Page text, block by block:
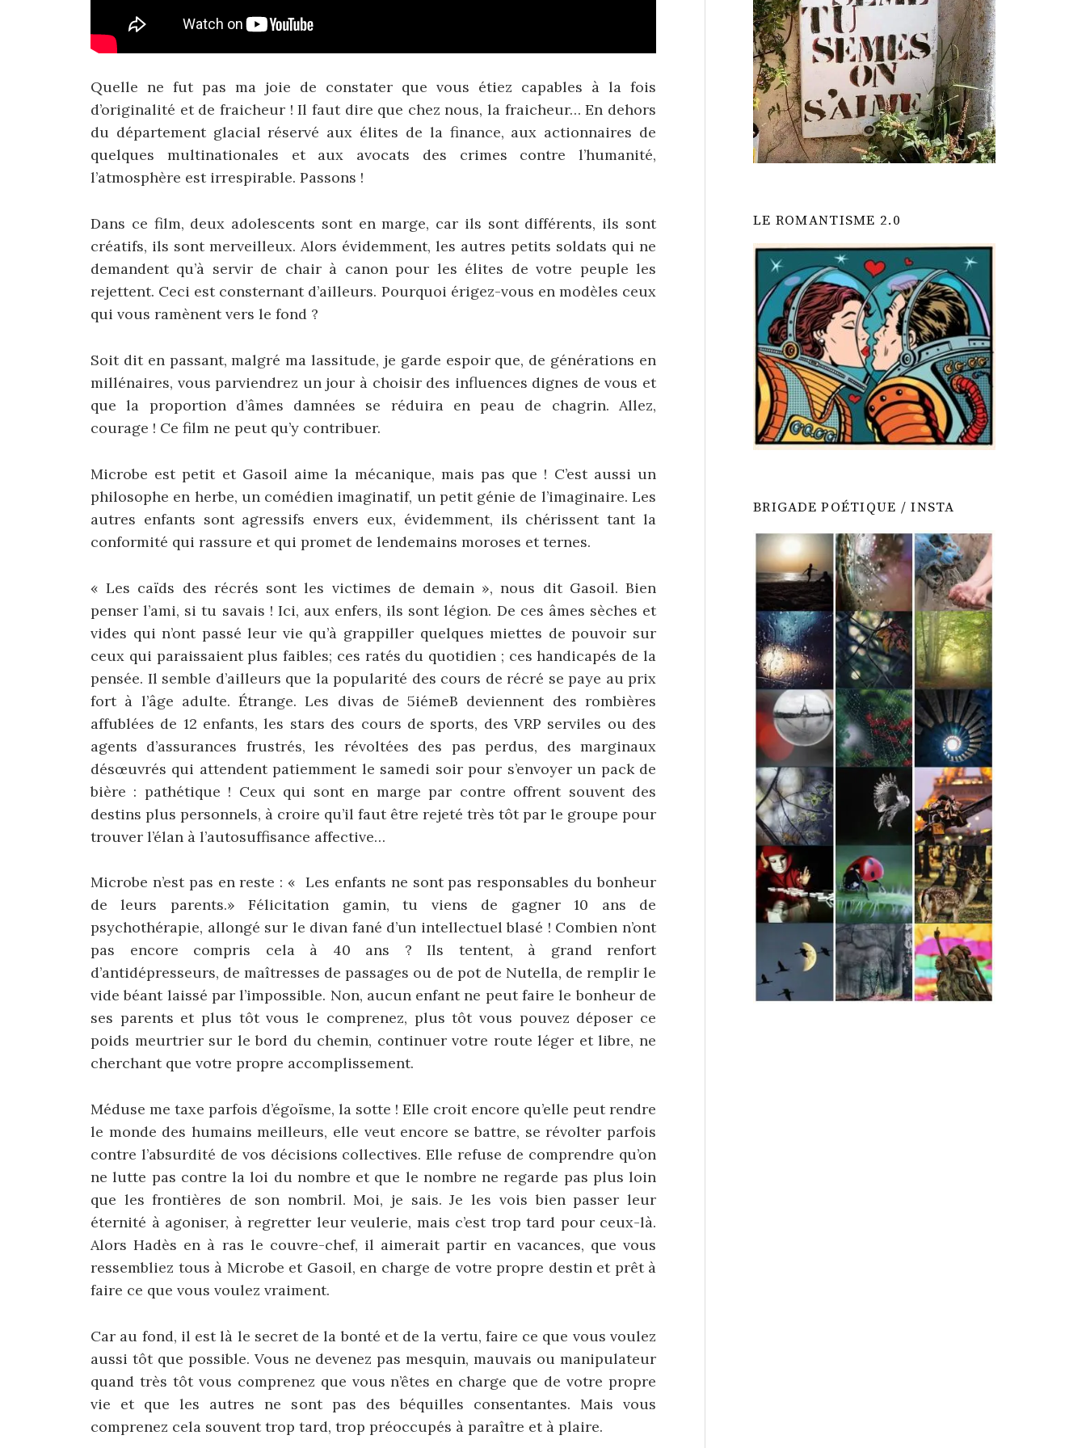
Quelle ne fut pas ma joie de constater que vous étiez capables à la fois
d’originalité et de fraicheur ! Il faut dire que chez nous, la fraicheur… En dehors
du département glacial réservé aux élites de la finance, aux actionnaires de
quelques multinationales et aux avocats des crimes contre l’humanité,
l’atmosphère est irrespirable. Passons !
Dans ce film, deux adolescents sont en marge, car ils sont différents, ils sont
créatifs, ils sont merveilleux. Alors évidemment, les autres petits soldats qui ne
demandent qu’à servir de chair à canon pour les élites de votre peuple les
rejettent. Ceci est consternant d’ailleurs. Pourquoi érigez-vous en modèles ceux
qui vous ramènent vers le fond ?
Soit dit en passant, malgré ma lassitude, je garde espoir que, de générations en
millénaires, vous parviendrez un jour à choisir des influences dignes de vous et
que la proportion d’âmes damnées se réduira en peau de chagrin. Allez,
courage ! Ce film ne peut qu’y contribuer.
Microbe est petit et Gasoil aime la mécanique, mais pas que ! C’est aussi un
philosophe en herbe, un comédien imaginatif, un petit génie de l’imaginaire. Les
autres enfants sont agressifs envers eux, évidemment, ils chérissent tant la
conformité qui rassure et qui promet de lendemains moroses et ternes.
« Les caïds des récrés sont les victimes de demain », nous dit Gasoil. Bien
penser l’ami, si tu savais ! Ici, aux enfers, ils sont légion. De ces âmes sèches et
vides qui n’ont passé leur vie qu’à grappiller quelques miettes de pouvoir sur
ceux qui paraissaient plus faibles; ces ratés du quotidien ; ces handicapés de la
pensée. Il semble d’ailleurs que la popularité des cours de récré se paye au prix
fort à l’âge adulte. Étrange. Les divas de 5iémeB deviennent des rombières
affublées de 12 enfants, les stars des cours de sports, des VRP serviles ou des
agents d’assurances frustrés, les révoltées des pas perdus, des marginaux
désœuvrés qui attendent patiemment le samedi soir pour s’envoyer un pack de
bière : pathétique ! Ceux qui sont en marge par contre offrent souvent des
destins plus personnels, à croire qu’il faut être rejeté très tôt par le groupe pour
trouver l’élan à l’autosuffisance affective…
Microbe n’est pas en reste : « Les enfants ne sont pas responsables du bonheur
de leurs parents.» Félicitation gamin, tu viens de gagner 10 ans de
psychothérapie, allongé sur le divan fané d’un intellectuel blasé ! Combien n’ont
pas encore compris cela à 40 ans ? Ils tentent, à grand renfort
d’antidépresseurs, de maîtresses de passages ou de pot de Nutella, de remplir le
vide béant laissé par l’impossible. Non, aucun enfant ne peut faire le bonheur de
ses parents et plus tôt vous le comprenez, plus tôt vous pouvez déposer ce
poids meurtrier sur le bord du chemin, continuer votre route léger et libre, ne
cherchant que votre propre accomplissement.
Méduse me taxe parfois d’égoïsme, la sotte ! Elle croit encore qu’elle peut rendre
le monde des humains meilleurs, elle veut encore se battre, se révolter parfois
contre l’absurdité de vos décisions collectives. Elle refuse de comprendre qu’on
ne lutte pas contre la loi du nombre et que le nombre ne regarde pas plus loin
que les frontières de son nombril. Moi, je sais. Je les vois bien passer leur
éternité à agoniser, à regretter leur veulerie, mais c’est trop tard pour ceux-là.
Alors Hadès en à ras le couvre-chef, il aimerait partir en vacances, que vous
ressembliez tous à Microbe et Gasoil, en charge de votre propre destin et prêt à
faire ce que vous voulez vraiment.
Car au fond, il est là le secret de la bonté et de la vertu, faire ce que vous voulez
aussi tôt que possible. Vous ne devenez pas mesquin, mauvais ou manipulateur
quand très tôt vous comprenez que vous n’êtes en charge que de votre propre
vie et que les autres ne sont pas des béquilles consentantes. Mais vous
comprenez cela souvent trop tard, trop préoccupés à paraître et à plaire.
LE ROMANTISME 2.0
BRIGADE POÉTIQUE / INSTA